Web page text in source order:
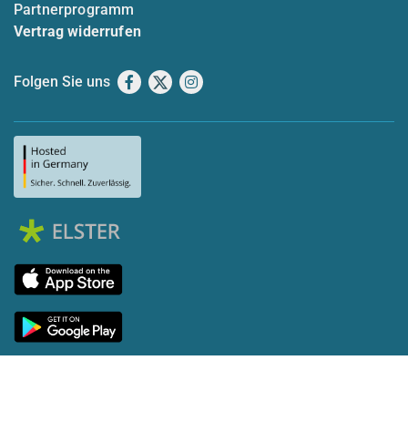
Partnerprogramm
Vertrag widerrufen
Folgen Sie uns Facebook
X Instagram